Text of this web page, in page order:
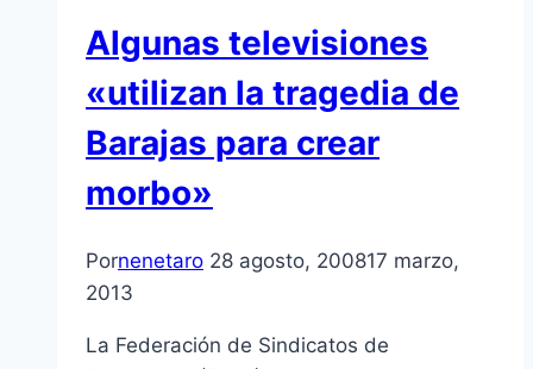
Algunas televisiones
«utilizan la tragedia de
Barajas para crear
morbo»
Pornenetaro 28 agosto, 200817 marzo,
2013
La Federación de Sindicatos de